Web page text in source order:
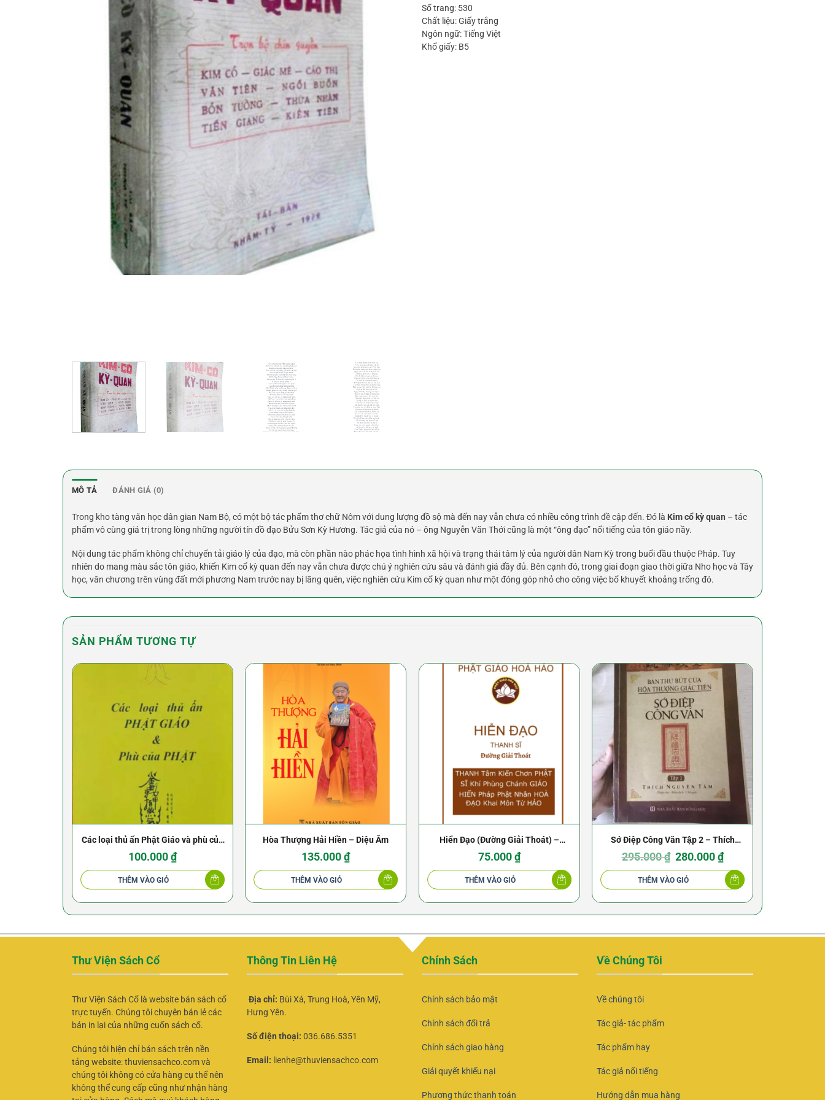
Số trang: 530
Chất liệu: Giấy trắng
Ngôn ngữ: Tiếng Việt
Khổ giấy: B5
MÔ TẢ ĐÁNH GIÁ (0)
Trong kho tàng văn học dân gian Nam Bộ, có một bộ tác phẩm thơ chữ Nôm với dung lượng đồ sộ mà đến nay vẫn chưa có nhiều công trình đề cập đến. Đó là Kim cổ kỳ quan – tác
phẩm vô cùng giá trị trong lòng những người tín đồ đạo Bửu Sơn Kỳ Hương. Tác giả của nó – ông Nguyễn Văn Thới cũng là một “ông đạo” nổi tiếng của tôn giáo nầy.
Nội dung tác phẩm không chỉ chuyển tải giáo lý của đạo, mà còn phần nào phác họa tình hình xã hội và trạng thái tâm lý của người dân Nam Kỳ trong buổi đầu thuộc Pháp. Tuy
nhiên do mang màu sắc tôn giáo, khiến Kim cổ kỳ quan đến nay vẫn chưa được chú ý nghiên cứu sâu và đánh giá đầy đủ. Bên cạnh đó, trong giai đoạn giao thời giữa Nho học và Tây
học, văn chương trên vùng đất mới phương Nam trước nay bị lãng quên, việc nghiên cứu Kim cổ kỳ quan như một đóng góp nhỏ cho công việc bổ khuyết khoảng trống đó.
SẢN PHẨM TƯƠNG TỰ
Các loại thủ ấn Phật Giáo và phù của
Phật
100.000₫
THÊM VÀO GIỎ
Hòa Thượng Hải Hiền – Diệu Âm
135.000₫
THÊM VÀO GIỎ
Hiển Đạo (Đường Giải Thoát) –
Thanh Sĩ
75.000₫
THÊM VÀO GIỎ
Sớ Điệp Công Văn Tập 2 – Thích
Nguyên Tâm: Bản Thủ Bút Của Hoà
Thượng Giác Tiên
295.000₫ Giá
gốc
là:
295.000 ₫.
280.000₫Giá
hiện
tại
là:
280.000 ₫.
THÊM VÀO GIỎ
Thư Viện Sách Cổ
Thư Viện Sách Cổ là website bán sách cổ
trực tuyến. Chúng tôi chuyên bán lẻ các
bản in lại của những cuốn sách cổ.
Chúng tôi hiện chỉ bán sách trên nền
tảng website: thuviensachco.com và
chúng tôi không có cửa hàng cụ thể nên
không thể cung cấp cũng như nhận hàng
Thông Tin Liên Hệ
Địa chỉ: Bùi Xá, Trung Hoà, Yên Mỹ,
Hưng Yên.
Số điện thoại: 036.686.5351
Email: lienhe@thuviensachco.com
Chính Sách
Chính sách bảo mật
Chính sách đổi trả
Chính sách giao hàng
Giải quyết khiếu nại
Phương thức thanh toán
Về Chúng Tôi
Về chúng tôi
Tác giả- tác phẩm
Tác phẩm hay
Tác giả nổi tiếng
Hướng dẫn mua hàng